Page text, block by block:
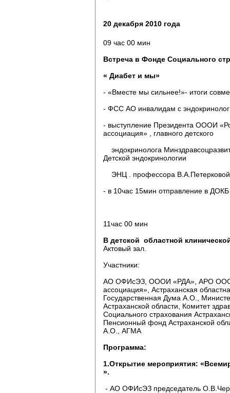
20 декабря 2010 года
09 час 00 мин
Встреча в Фонде Социального
« Диабет и мы»
- «Вместе мы сильнее!»- итоги
- ФСС АО инвалидам с
- выступление Президента ОООИ
ассоциация» , главного детского
эндокринолога
Детской эндокринологии
ЭНЦ . профессора В.А.Петерковой
- в 10час 15мин отправление в ДОКБ
11час 00 мин
В детской областной
Актовый зал.
Участники:
АО ОФИсЭЗ, ОООИ «РДА», АРО ОООИ
ассоциация», Астраханская
Государственная Дума А.О.,
Астраханской области, Комитет
Социального страхования
Пенсионный фонд Астраханской
А.О., АГМА
Программа:
1.Открытие мероприятия:
».
- АО ОФИсЭЗ председатель